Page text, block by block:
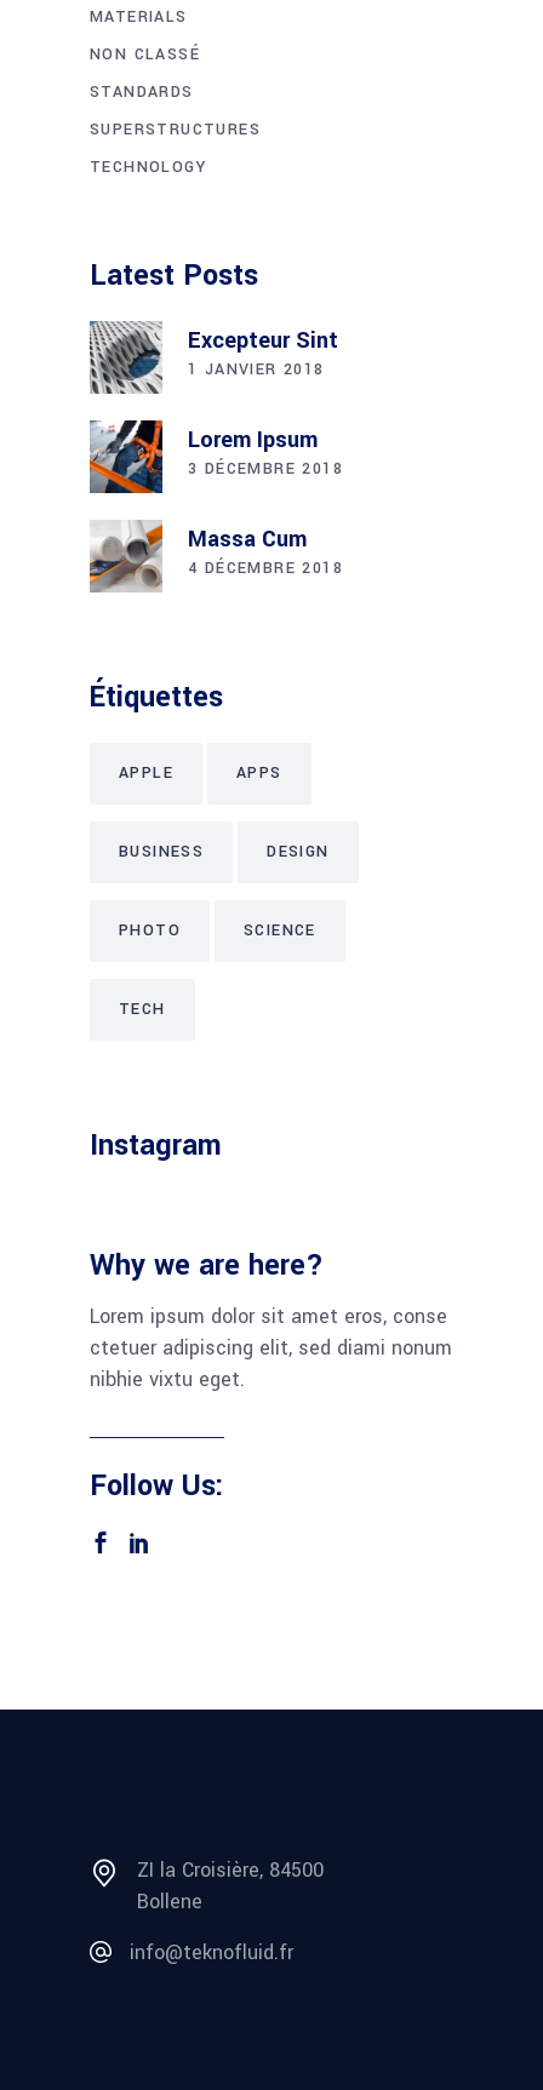
MATERIALS
NON CLASSÉ
STANDARDS
SUPERSTRUCTURES
TECHNOLOGY
Latest Posts
Excepteur Sint
1 JANVIER 2018
Lorem Ipsum
3 DÉCEMBRE 2018
Massa Cum
4 DÉCEMBRE 2018
Étiquettes
APPLE APPS
BUSINESS DESIGN
PHOTO SCIENCE
TECH
Instagram
Why we are here?
Lorem ipsum dolor sit amet eros, conse
ctetuer adipiscing elit, sed diami nonum
nibhie vixtu eget.
Follow Us:
ZI la Croisière, 84500
Bollene
info@teknofluid.fr